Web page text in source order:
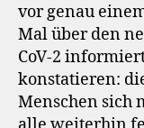
vor genau
Mal über den
CoV-2
konstatieren:
Menschen sich